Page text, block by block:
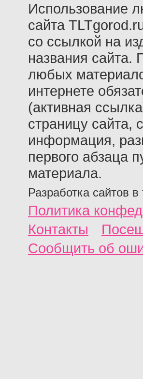
Использование
сайта
со ссылкой на
названия сайта.
любых
интернете
(активная
страницу сайта,
информация,
первого абзаца
материала.
Разработка сайтов в
Политика
Контакты
Сообщить об